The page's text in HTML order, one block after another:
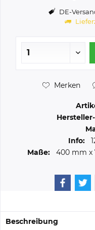
DE-
Merken
Info:
Maße:
400 mm x
Beschreibung